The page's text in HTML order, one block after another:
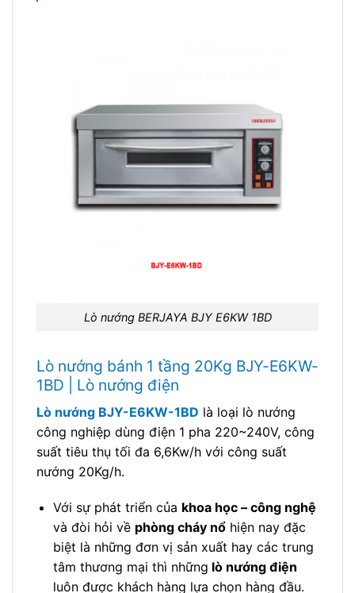
Lò nướng BERJAYA BJY E6KW 1BD
Lò nướng bánh 1 tầng 20Kg BJY-E6KW-
1BD | Lò nướng điện
Lò nướng BJY-E6KW-1BD là loại lò nướng
công nghiệp dùng điện 1 pha 220~240V, công
suất tiêu thụ tối đa 6,6Kw/h với công suất
nướng 20Kg/h.
Với sự phát triển của khoa học – công nghệ
và đòi hỏi về phòng cháy nổhiện nay đặc
biệt là những đơn vị sản xuất hay các trung
tâm thương mại thì những lò nướng điện
luôn được khách hàng lựa chọn hàng đầu.